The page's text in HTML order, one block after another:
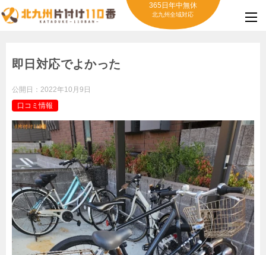
365日年中無休
北九州全域対応
即日対応でよかった
公開日： 2022年10月9日
口コミ情報